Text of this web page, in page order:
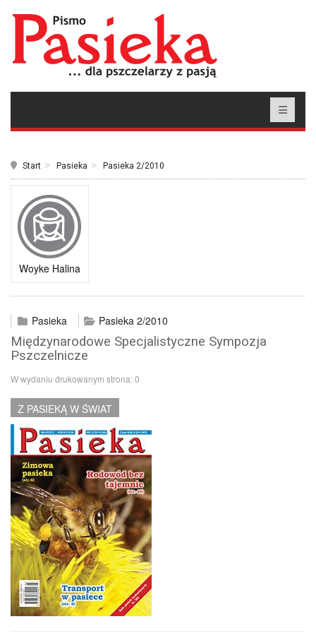
Start Pasieka Pasieka 2/2010
Woyke Halina
Pasieka Pasieka 2/2010
Międzynarodowe Specjalistyczne Sympozja
Pszczelnicze
W wydaniu drukowanym strona:0
Z PASIEKĄ W ŚWIAT